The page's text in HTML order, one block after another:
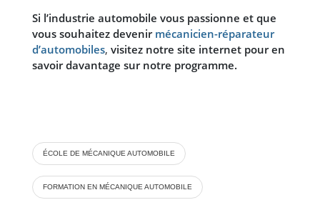
Si l’industrie automobile vous passionne et que
vous souhaitez devenir mécanicien-réparateur
d’automobiles, visitez notre site internet pour en
savoir davantage sur notre programme.
ÉCOLE DE MÉCANIQUE AUTOMOBILE
FORMATION EN MÉCANIQUE AUTOMOBILE